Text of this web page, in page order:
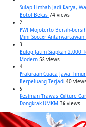
Sulap Limbah Jadi Karya,
Botol Bekas 74 views
2
PWI Mojokerto Bersih-
Mini Soccer Antarwartawan
3
Bulog Jatim Siapkan 2.000
Modern 58 views
4
Prakiraan Cuaca Jawa
Berpeluang Terjadi 40 views
5
Kesiman Trawas Culture
Dongkrak UMKM 36 views